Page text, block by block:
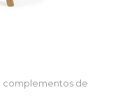
complementos de